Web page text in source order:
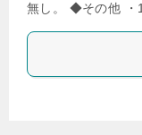
無し。 ◆その他